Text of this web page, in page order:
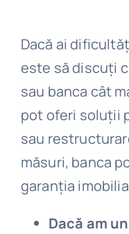
Dacă ai
este să discuți
sau banca cât
pot oferi soluții
sau
măsuri, banca
garanția
Dacă am